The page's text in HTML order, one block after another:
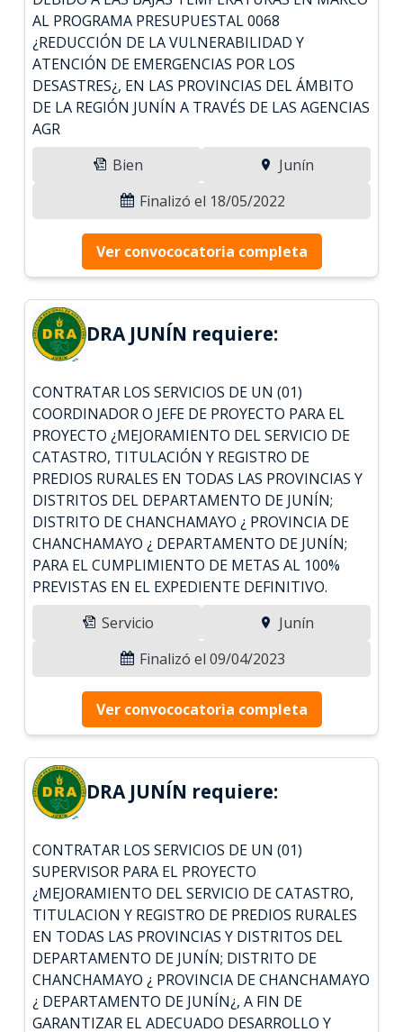
AL PROGRAMA PRESUPUESTAL 0068
¿REDUCCIÓN DE LA VULNERABILIDAD Y
ATENCIÓN DE EMERGENCIAS POR LOS
DESASTRES¿, EN LAS PROVINCIAS DEL ÁMBITO
DE LA REGIÓN JUNÍN A TRAVÉS DE LAS AGENCIAS
AGR
Bien
Junín
Finalizó el 18/05/2022
Ver convococatoria completa
DRA JUNÍN requiere:
CONTRATAR LOS SERVICIOS DE UN (01)
COORDINADOR O JEFE DE PROYECTO PARA EL
PROYECTO ¿MEJORAMIENTO DEL SERVICIO DE
CATASTRO, TITULACIÓN Y REGISTRO DE
PREDIOS RURALES EN TODAS LAS PROVINCIAS Y
DISTRITOS DEL DEPARTAMENTO DE JUNÍN;
DISTRITO DE CHANCHAMAYO ¿ PROVINCIA DE
CHANCHAMAYO ¿ DEPARTAMENTO DE JUNÍN;
PARA EL CUMPLIMIENTO DE METAS AL 100%
PREVISTAS EN EL EXPEDIENTE DEFINITIVO.
Servicio
Junín
Finalizó el 09/04/2023
Ver convococatoria completa
DRA JUNÍN requiere:
CONTRATAR LOS SERVICIOS DE UN (01)
SUPERVISOR PARA EL PROYECTO
¿MEJORAMIENTO DEL SERVICIO DE CATASTRO,
TITULACION Y REGISTRO DE PREDIOS RURALES
EN TODAS LAS PROVINCIAS Y DISTRITOS DEL
DEPARTAMENTO DE JUNÍN; DISTRITO DE
CHANCHAMAYO ¿ PROVINCIA DE CHANCHAMAYO
¿ DEPARTAMENTO DE JUNÍN¿, A FIN DE
GARANTIZAR EL ADECUADO DESARROLLO Y